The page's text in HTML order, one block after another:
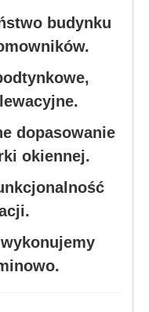
budynku
dopasowanie
okiennej.